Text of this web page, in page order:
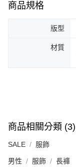
商品規格
版型
材質
商品相關分類 (3)
SALE 服飾
男性 服飾 長褲